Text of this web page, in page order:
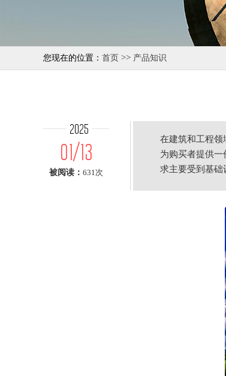
您现在的位置： 首页 >> 产品知识
2025
01/13
被阅读： 631次
在建筑和工程领
为购买者提供
求主要受到基础